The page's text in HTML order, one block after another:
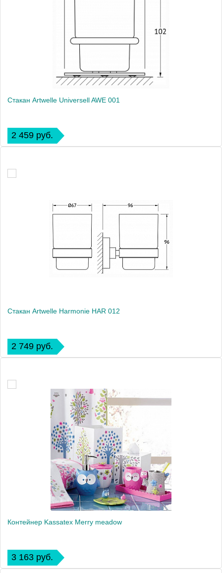
Стакан Artwelle Universell AWE 001
2 459 руб.
Стакан Artwelle Harmonie HAR 012
2 749 руб.
Контейнер Kassatex Merry meadow
3 163 руб.